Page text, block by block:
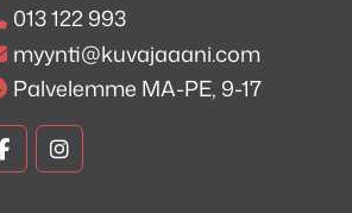
013 122 993
myynti@kuvajaaani.com
Palvelemme MA-PE, 9-17
KuvaKuva